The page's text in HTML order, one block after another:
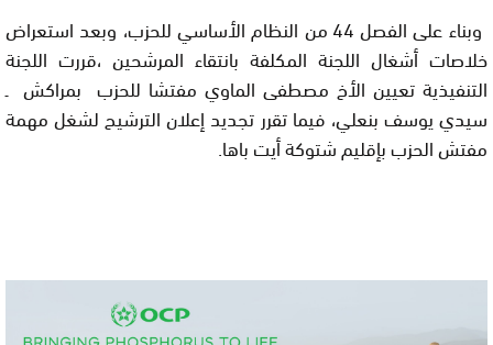
وبناء على الفصل 44 من النظام الأساسي للحزب، وبعد استعراض
خلاصات أشغال اللجنة المكلفة بانتقاء المرشحين ،قررت اللجنة
التنفيذية تعيين الأخ مصطفى الماوي مفتشا للحزب بمراكش ـ
سيدي يوسف بنعلي، فيما تقرر تجديد إعلان الترشيح لشغل مهمة
مفتش الحزب بإقليم شتوكة أيت باها.